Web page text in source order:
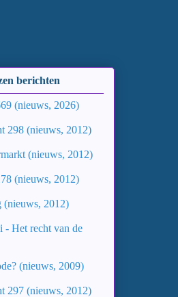
berichten
(nieuws, 2026)
298 (nieuws, 2012)
(nieuws, 2012)
(nieuws, 2012)
(nieuws, 2012)
- Het recht van de
(nieuws, 2009)
297 (nieuws, 2012)